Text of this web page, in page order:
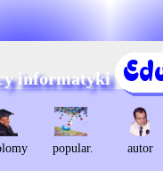
informatyki
popular. autor